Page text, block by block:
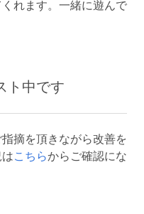
れます。一緒に遊んで
ト中です
摘を頂きながら改善を
こちらからご確認にな